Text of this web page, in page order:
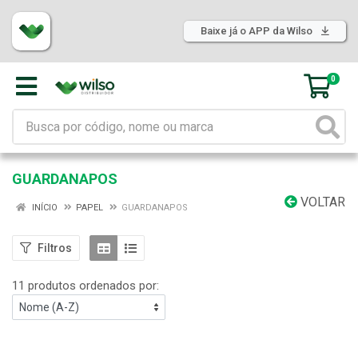
Baixe já o APP da Wilso
0
GUARDANAPOS
VOLTAR
INÍCIO PAPEL GUARDANAPOS
Filtros
11 produtos ordenados por: